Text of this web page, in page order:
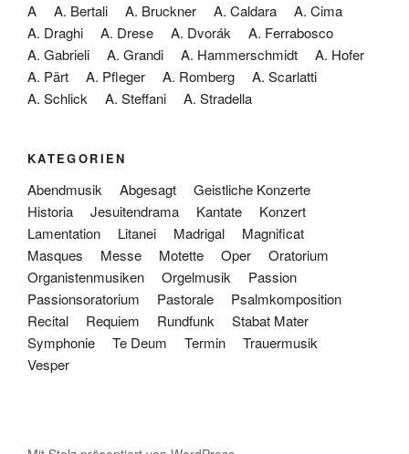
A A. Bertali A. Bruckner A. Caldara
A. Cima
A. Draghi
A. Drese A. Dvorák
A. Ferrabosco
A. Gabrieli
A. Grandi A. Hammerschmidt
A. Hofer
A. Pärt
A. Pfleger A. Romberg
A. Scarlatti
A. Schlick
A. Steffani A. Stradella
KATEGORIEN
Abendmusik Abgesagt
Geistliche Konzerte
Historia
Jesuitendrama Kantate
Konzert
Lamentation
Litanei Madrigal
Magnificat
Masques
Messe Motette Oper
Oratorium
Organistenmusiken
Orgelmusik
Passion
Passionsoratorium
Pastorale
Psalmkomposition
Recital
Requiem Rundfunk
Stabat Mater
Symphonie
Te Deum Termin
Trauermusik
Vesper